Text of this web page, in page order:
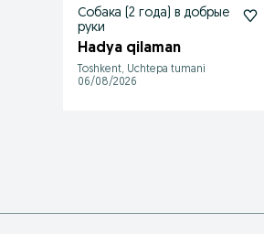
Собака (2 года) в добрые
руки
Hadya qilaman
Toshkent, Uchtepa tumani
06/08/2026